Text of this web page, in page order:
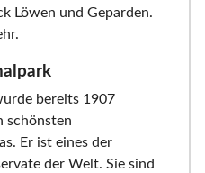
Löwen und Geparden.
bereits 1907
schönsten
Er ist eines der
der Welt. Sie sind